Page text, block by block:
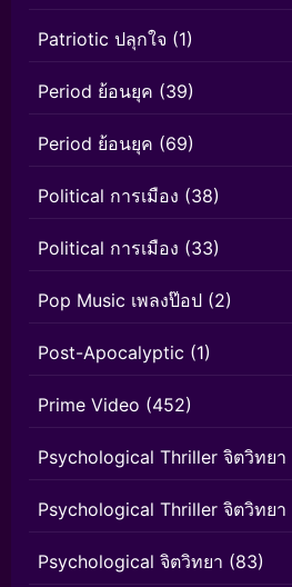
Patriotic ปลุกใจ (1)
Period ย้อนยุค (39)
Period ย้อนยุค (69)
Political การเมือง (38)
Political การเมือง (33)
Pop Music เพลงป๊อป (2)
Post-Apocalyptic (1)
Prime Video (452)
Psychological Thriller จิตวิทยา
Psychological Thriller จิตวิทยา
Psychological จิตวิทยา (83)